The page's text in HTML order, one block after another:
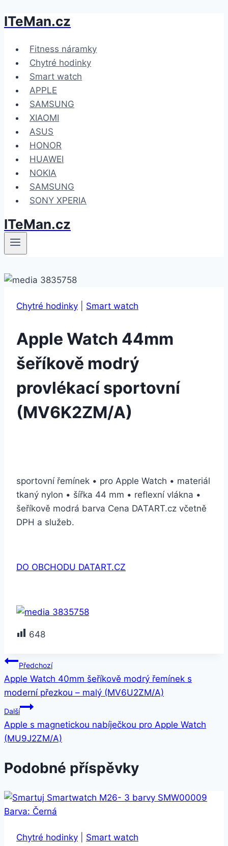
Přeskočit
obsah
ITeMan.cz
Fitness náramky
Chytré hodinky
Smart watch
APPLE
SAMSUNG
XIAOMI
ASUS
HONOR
HUAWEI
NOKIA
SAMSUNG
SONY XPERIA
ITeMan.cz
Chytré hodinky Smart watch
Apple Watch 44mm
šeříkově modrý
provlékací sportovní
(MV6K2ZM/A)
sportovní řemínek • pro Apple Watch • materiál
tkaný nylon • šířka 44 mm • reflexní vlákna •
šeříkově modrá barva Cena DATART.cz včetně
DPH a služeb.
DO OBCHODU DATART.CZ
648
Navigace
pro
příspěvek
Předchozí
Apple Watch 40mm šeříkově modrý řemínek s
moderní přezkou – malý (MV6U2ZM/A)
Další
Apple s magnetickou nabíječkou pro Apple Watch
(MU9J2ZM/A)
Podobné příspěvky
Chytré hodinky Smart watch